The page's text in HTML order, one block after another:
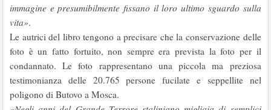
immagine e presumibilmente fissano il loro ultimo sguardo sulla
vita».
Le autrici del libro tengono a precisare che la conservazione delle
foto è un fatto fortuito, non sempre era prevista la foto per il
condannato. Le foto rappresentano una piccola ma preziosa
testimonianza delle 20.765 persone fucilate e seppellite nel
poligono di Butovo a Mosca.